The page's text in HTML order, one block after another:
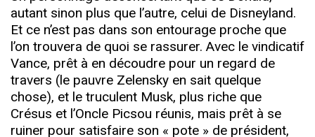
autant sinon plus que l’autre, celui de Disneyland.
Et ce n’est pas dans son entourage proche que
l’on trouvera de quoi se rassurer. Avec le vindicatif
Vance, prêt à en découdre pour un regard de
travers (le pauvre Zelensky en sait quelque
chose), et le truculent Musk, plus riche que
Crésus et l’Oncle Picsou réunis, mais prêt à se
ruiner pour satisfaire son « pote » de président,